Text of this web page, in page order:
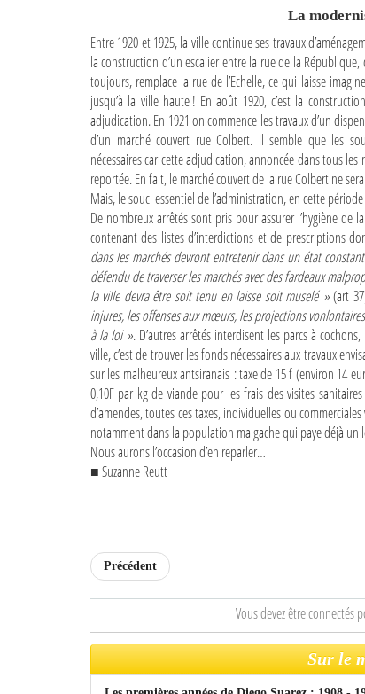
La
Entre 1920 et 1925, la ville continue ses travaux
la construction d’un escalier entre la rue de la
toujours, remplace la rue de l’Echelle, ce qui laisse
jusqu’à la ville haute ! En août 1920, c’est la
adjudication. En 1921 on commence les travaux d’un
d’un marché couvert rue Colbert. Il semble que les
nécessaires car cette adjudication, annoncée dans tous
reportée. En fait, le marché couvert de la rue Colbert ne
Mais, le souci essentiel de l’administration, en cette
De nombreux arrêtés sont pris pour assurer l’hygiène
contenant des listes d’interdictions et de prescriptions
dans les marchés devront entretenir dans un état
défendu de traverser les marchés avec des fardeaux
la ville devra être soit tenu en laisse soit muselé »(art
injures, les offenses aux mœurs, les projections
à la loi ». D’autres arrêtés interdisent les parcs à
ville, c’est de trouver les fonds nécessaires aux travaux
sur les malheureux antsiranais : taxe de 15 f (environ 14
0,10F par kg de viande pour les frais des visites
d’amendes, toutes ces taxes, individuelles ou
notamment dans la population malgache qui paye déjà
Nous aurons l’occasion d’en reparler…
■ Suzanne Reutt
Précédent
Vous devez être connectés
Sur le